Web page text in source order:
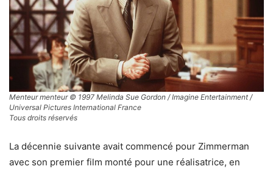
Menteur menteur © 1997 Melinda Sue Gordon / Imagine Entertainment /
Universal Pictures International France
Tous droits réservés
La décennie suivante avait commencé pour Zimmerman
avec son premier film monté pour une réalisatrice, en